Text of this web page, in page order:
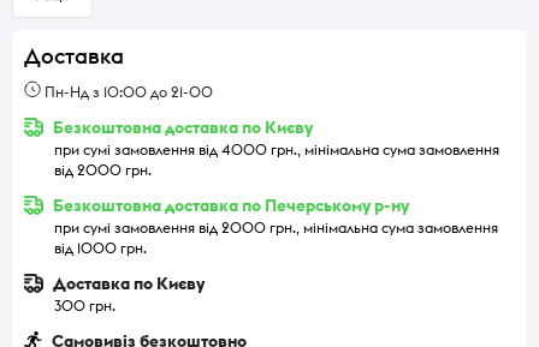
Доставка
Пн-Нд з 10:00 до 21-00
Безкоштовна доставка по Києву
при сумі замовлення від 4000 грн., мінімальна сума замовлення
від 2000 грн.
Безкоштовна доставка по Печерському р-ну
при сумі замовлення від 2000 грн., мінімальна сума замовлення
від 1000 грн.
Доставка по Києву
300 грн.
Самовивіз безкоштовно